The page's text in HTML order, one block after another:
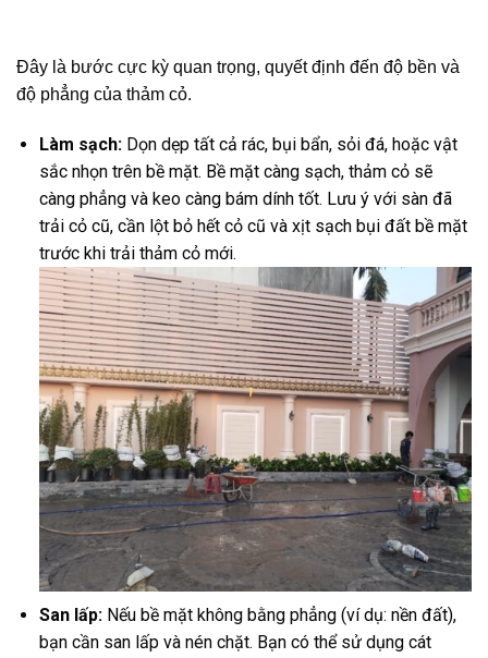
Đây là bước cực kỳ quan trọng, quyết định đến độ bền và
độ phẳng của thảm cỏ.
Làm sạch:Dọn dẹp tất cả rác, bụi bẩn, sỏi đá, hoặc vật
sắc nhọn trên bề mặt. Bề mặt càng sạch, thảm cỏ sẽ
càng phẳng và keo càng bám dính tốt. Lưu ý với sàn đã
trải cỏ cũ, cần lột bỏ hết cỏ cũ và xịt sạch bụi đất bề mặt
trước khi trải thảm cỏ mới.
San lấp:Nếu bề mặt không bằng phẳng (ví dụ: nền đất),
bạn cần san lấp và nén chặt. Bạn có thể sử dụng cát